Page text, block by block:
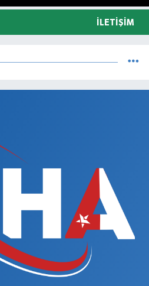
İLETIŞIM